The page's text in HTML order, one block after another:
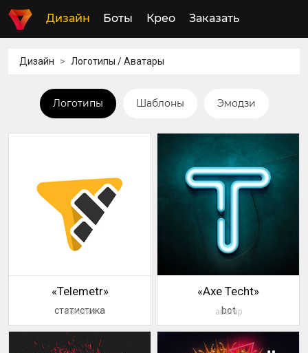
Дизайн Боты Крео Заказать
Дизайн Логотипы / Аватары
Логотипы Шаблоны Эмодзи
«Telemetr»
статистика
логотип
«Axe Techt»
bot
аватар